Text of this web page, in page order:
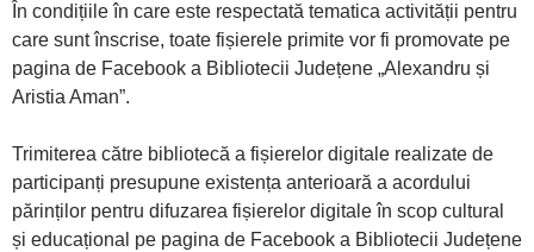
În condițiile în care este respectată tematica activității pentru
care sunt înscrise, toate fișierele primite vor fi promovate pe
pagina de Facebook a Bibliotecii Județene „Alexandru și
Aristia Aman”.
Trimiterea către bibliotecă a fișierelor digitale realizate de
participanți presupune existența anterioară a acordului
părinților pentru difuzarea fișierelor digitale în scop cultural
și educațional pe pagina de Facebook a Bibliotecii Județene